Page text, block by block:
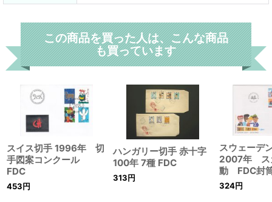
この商品を買った人は、こんな商品
も買っています
スイス切手 1996年 切
手図案コンクール
FDC
453円
ハンガリー切手 赤十字
100年 7種 FDC
313円
スウェー
2007年 ス
動 FDC封
324円